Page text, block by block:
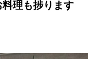
理も捗ります